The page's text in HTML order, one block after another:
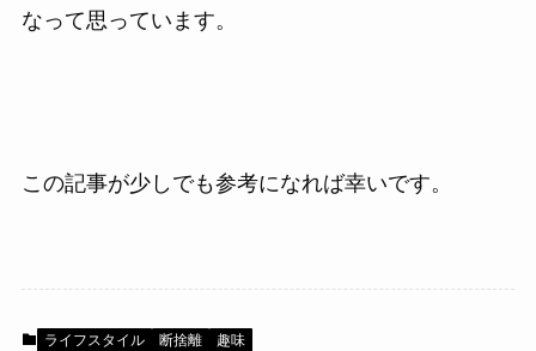
なって思っています。
この記事が少しでも参考になれば幸いです。
ライフスタイル 断捨離
趣味